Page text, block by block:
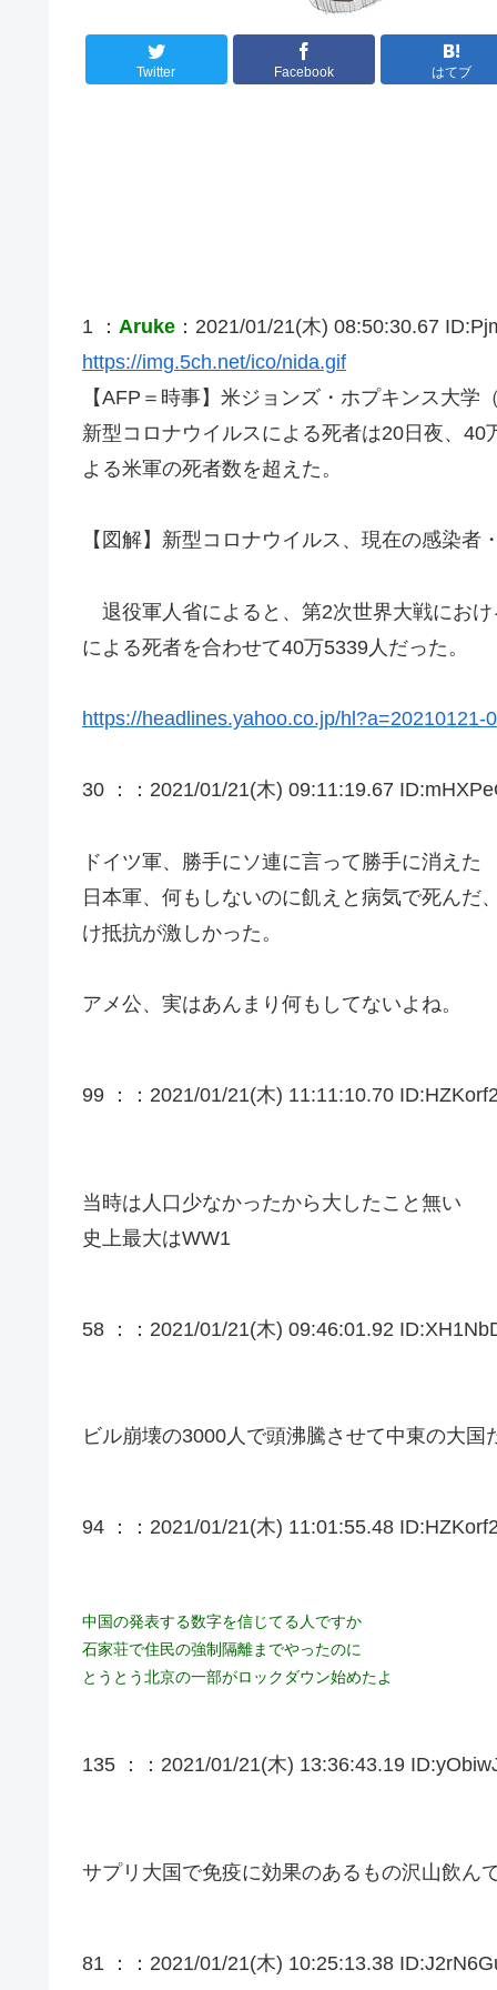
Twitter Facebook はてブ
1 ： Aruke ：2021/01/21(木) 08:50:30.67
https://img.5ch.net/ico/nida.gif
【AFP＝時事】米ジョンズ・ホプキンス大
新型コロナウイルスによる死者は20日夜、
よる米軍の死者数を超えた。
【図解】新型コロナウイルス、現在の感染
退役軍人省によると、第2次世界大戦にお
による死者を合わせて40万5339人だった。
https://headlines.yahoo.co.jp/hl?a=20210121-
30 ： ：2021/01/21(木) 09:11:19.67
ドイツ軍、勝手にソ連に言って勝手に消えた
日本軍、何もしないのに飢えと病気で死んだ
け抵抗が激しかった。
アメ公、実はあんまり何もしてないよね。
99 ： ：2021/01/21(木) 11:11:10.70
当時は人口少なかったから大したこと無い
史上最大はWW1
58 ： ：2021/01/21(木) 09:46:01.92
ビル崩壊の3000人で頭沸騰させて中東の大
94 ： ：2021/01/21(木) 11:01:55.48
中国の発表する数字を信じてる人ですか
石家荘で住民の強制隔離までやったのに
とうとう北京の一部がロックダウン始めたよ
135 ： ：2021/01/21(木) 13:36:43.19
サプリ大国で免疫に効果のあるもの沢山飲ん
81 ： ：2021/01/21(木) 10:25:13.38